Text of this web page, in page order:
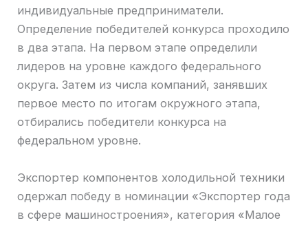
индивидуальные предприниматели.
Определение победителей конкурса проходило
в два этапа. На первом этапе определили
лидеров на уровне каждого федерального
округа. Затем из числа компаний, занявших
первое место по итогам окружного этапа,
отбирались победители конкурса на
федеральном уровне.
Экспортер компонентов холодильной техники
одержал победу в номинации «Экспортер года
в сфере машиностроения», категория «Малое